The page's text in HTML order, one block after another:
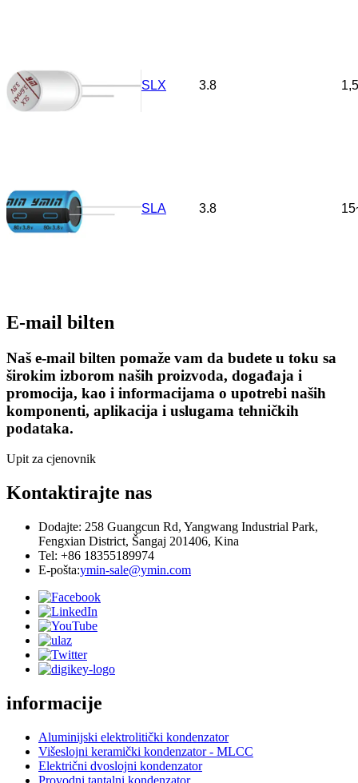
SLX 3.8
SLA 3.8
E-mail bilten
Naš e-mail bilten pomaže vam da budete u toku sa
širokim izborom naših proizvoda, događaja i
promocija, kao i informacijama o upotrebi naših
komponenti, aplikacija i uslugama tehničkih
podataka.
Upit za cjenovnik
Kontaktirajte nas
Dodajte: 258 Guangcun Rd, Yangwang Industrial Park,
Fengxian District, Šangaj 201406, Kina
Tel: +86 18355189974
E-pošta:ymin-sale@ymin.com
informacije
Aluminijski elektrolitički kondenzator
Višeslojni keramički kondenzator - MLCC
Električni dvoslojni kondenzator
Provodni tantalni kondenzator